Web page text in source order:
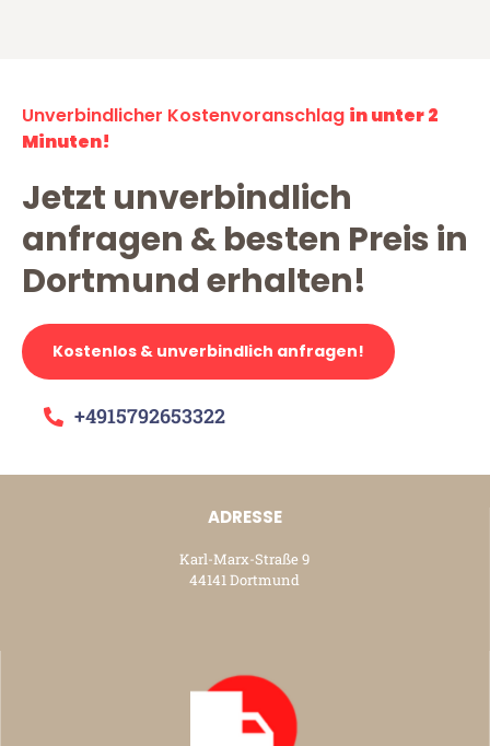
Unverbindlicher Kostenvoranschlag in unter 2
Minuten!
Jetzt unverbindlich
anfragen & besten Preis in
Dortmund erhalten!
Kostenlos & unverbindlich anfragen!
+4915792653322
ADRESSE
Karl-Marx-Straße 9
44141 Dortmund